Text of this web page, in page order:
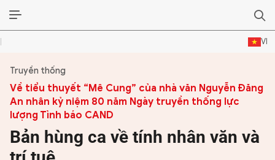
VI
ĐỜI SỐNG VĂN HÓA
TƯ LIỆU VĂN HÓA
LÝ LUẬN
Truyền thống
Về tiểu thuyết “Mê Cung” của nhà văn Nguyễn Đăng
An nhân kỷ niệm 80 năm Ngày truyền thống lực
lượng Tình báo CAND
Bản hùng ca về tính nhân văn và